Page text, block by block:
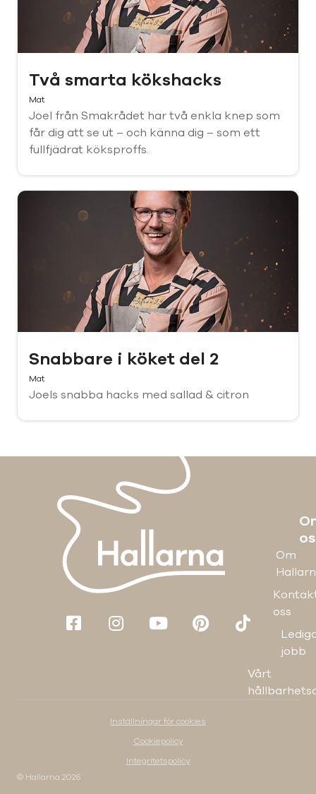
Två smarta kökshacks
Mat
Joel från Smakrådet har två enkla knep som
får dig att se ut – och känna dig – som ett
fullfjädrat köksproffs.
Snabbare i köket del 2
Mat
Joels snabba hacks med sallad & citron
Om
oss
jobb
Vårt
© Hallarna 2026
Inställningar för cookies
Cookiepolicy
Integritetspolicy